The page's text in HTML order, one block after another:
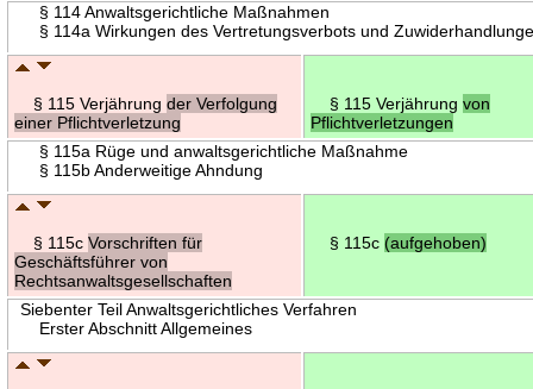
§ 114 Anwaltsgerichtliche Maßnahmen
§ 114a Wirkungen des Vertretungsverbots und
§ 115 Verjährungder Verfolgung
einer Pflichtverletzung
§ 115 Verjährungvon
Pflichtverletzungen
§ 115a Rüge und anwaltsgerichtliche Maßnahme
§ 115b Anderweitige Ahndung
§ 115cVorschriften für
Geschäftsführer von
Rechtsanwaltsgesellschaften
§ 115c (aufgehoben)
Siebenter Teil Anwaltsgerichtliches Verfahren
Erster Abschnitt Allgemeines